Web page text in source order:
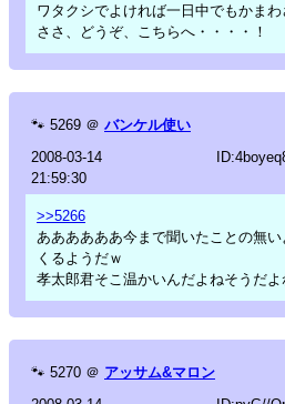
ワタクシでよければ一日中でもかまわ
ささ、どうぞ、こちらへ・・・・！
🐾 5269 ＠ バンケル使い
2008-03-14
21:59:30
>>5266
ああああああ今まで聞いたことの無
くるようだｗ
孝太郎君そこ温かいんだよねそうだよ
🐾 5270 ＠ アッサム&マロン